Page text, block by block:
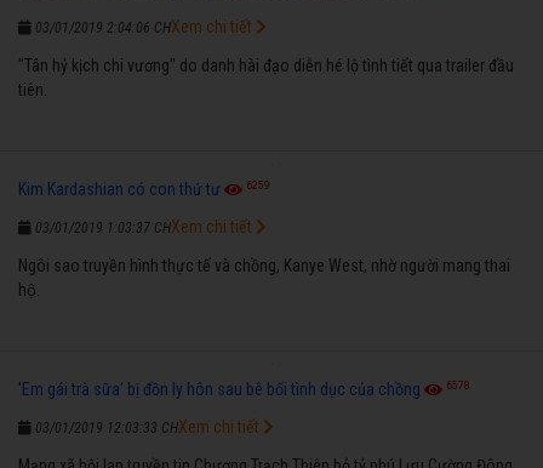
03/01/2019 2:04:06 CH
"Tân hỷ kịch chi vương" do danh hài đạo diễn hé lộ tình tiết qua trailer đầu
tiên.
Xem chi tiết
Kim Kardashian có con thứ tư 6259
03/01/2019 1:03:37 CH
Ngôi sao truyền hình thực tế và chồng, Kanye West, nhờ người mang thai
hộ.
Xem chi tiết
'Em gái trà sữa' bị đồn ly hôn sau bê bối tình dục của chồng 6578
03/01/2019 12:03:33 CHXem chi tiết